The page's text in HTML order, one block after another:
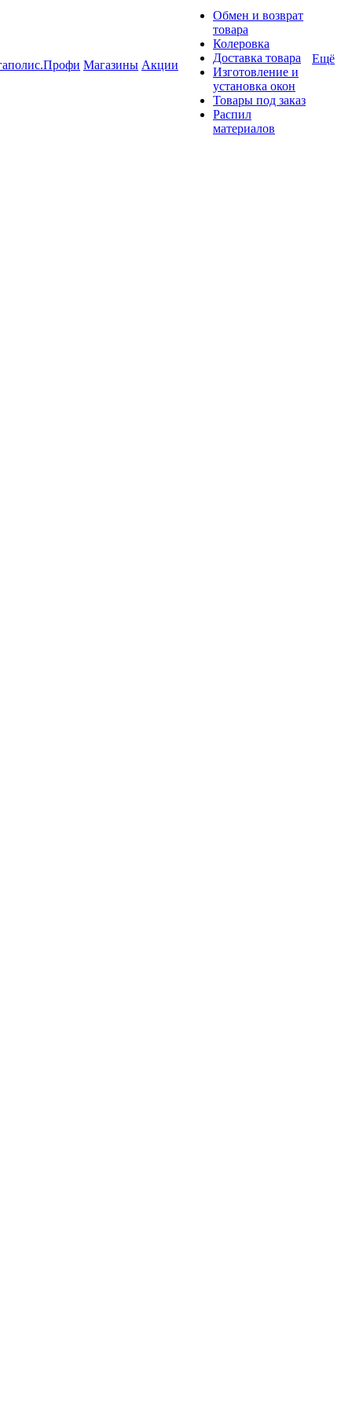
Магазины Акции
Обмен и возврат
товара
Колеровка
Доставка товара
Изготовление и
установка окон
Товары под заказ
Распил
материалов
Ещё